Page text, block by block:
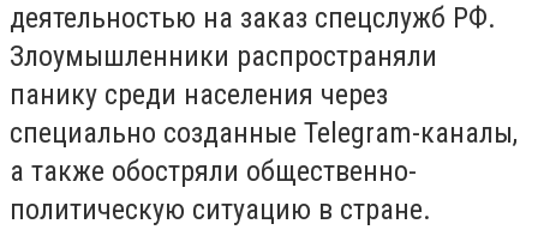
деятельностью на заказ спецслужб РФ.
Злоумышленники распространяли
панику среди населения через
специально созданные Telegram-каналы,
а также обостряли общественно-
политическую ситуацию в стране.